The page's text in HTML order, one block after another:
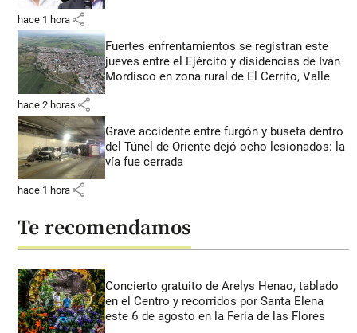
hace 1 hora share
Fuertes enfrentamientos se registran este
jueves entre el Ejército y disidencias de Iván
Mordisco en zona rural de El Cerrito, Valle
hace 2 horas share
Grave accidente entre furgón y buseta dentro
del Túnel de Oriente dejó ocho lesionados: la
vía fue cerrada
hace 1 hora share
Te recomendamos
Concierto gratuito de Arelys Henao, tablado
en el Centro y recorridos por Santa Elena
este 6 de agosto en la Feria de las Flores